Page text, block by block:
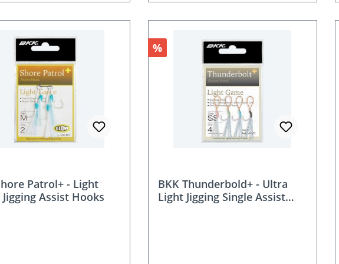
Patrol+ - Light
Jigging Assist Hooks
Rabatt
%
BKK Thunderbold+ - Ultra
Light Jigging Single Assist